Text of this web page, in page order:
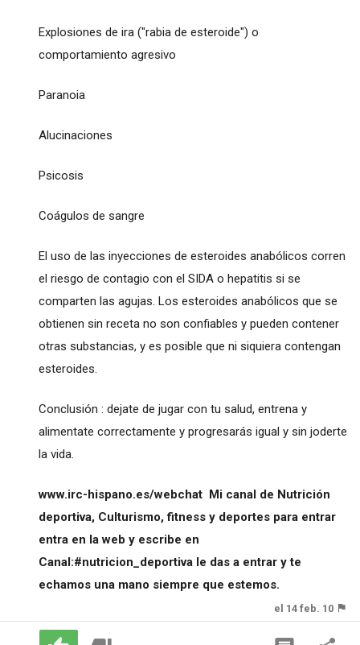
Explosiones de ira ("rabia de esteroide") o
comportamiento agresivo
Paranoia
Alucinaciones
Psicosis
Coágulos de sangre
El uso de las inyecciones de esteroides anabólicos corren
el riesgo de contagio con el SIDA o hepatitis si se
comparten las agujas. Los esteroides anabólicos que se
obtienen sin receta no son confiables y pueden contener
otras substancias, y es posible que ni siquiera contengan
esteroides.
Conclusión : dejate de jugar con tu salud, entrena y
alimentate correctamente y progresarás igual y sin joderte
la vida.
www.irc-hispano.es/webchat Mi canal de Nutrición
deportiva, Culturismo, fitness y deportes para entrar
entra en la web y escribe en
Canal:#nutricion_deportiva le das a entrar y te
echamos una mano siempre que estemos.
el 14 feb. 10